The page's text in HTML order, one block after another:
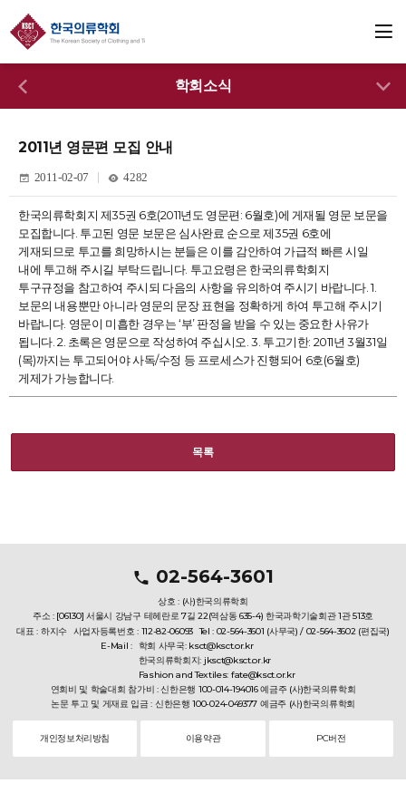
학회소식
2011년 영문편 모집 안내
2011-02-07 4282
한국의류학회지 제35권 6호(2011년도 영문편: 6월호)에 게재될 영문 보문을
모집합니다. 투고된 영문 보문은 심사완료 순으로 제35권 6호에
게재되므로 투고를 희망하시는 분들은 이를 감안하여 가급적 빠른 시일
내에 투고해 주시길 부탁드립니다. 투고요령은 한국의류학회지
투구규정을 참고하여 주시되 다음의 사항을 유의하여 주시기 바랍니다. 1.
보문의 내용뿐만 아니라 영문의 문장 표현을 정확하게 하여 투고해 주시기
바랍니다. 영문이 미흡한 경우는 ‘부’ 판정을 받을 수 있는 중요한 사유가
됩니다. 2. 초록은 영문으로 작성하여 주십시오. 3. 투고기한: 2011년 3월31일
(목)까지는 투고되어야 사독/수정 등 프로세스가 진행되어 6호(6월호)
게제가 가능합니다.
목록
02-564-3601
상호 : (사)한국의류학회
주소 : [06130] 서울시 강남구 테헤란로 7길 22(역삼동 635-4) 한국과학기술회관 1관 513호
대표 : 하지수 사업자등록번호 : 112-82-06093 Tel : 02-564-3601 (사무국) / 02-564-3602 (편집국)
E-Mail : 학회 사무국: ksct@ksct.or.kr
한국의류학회지: jksct@ksct.or.kr
Fashion and Textiles: fate@ksct.or.kr
연회비 및 학술대회 참가비 : 신한은행 100-014-194016 예금주 (사)한국의류학회
논문 투고 및 게재료 입금 : 신한은행 100-024-049377 예금주 (사)한국의류학회
개인정보처리방침 이용약관 PC버전